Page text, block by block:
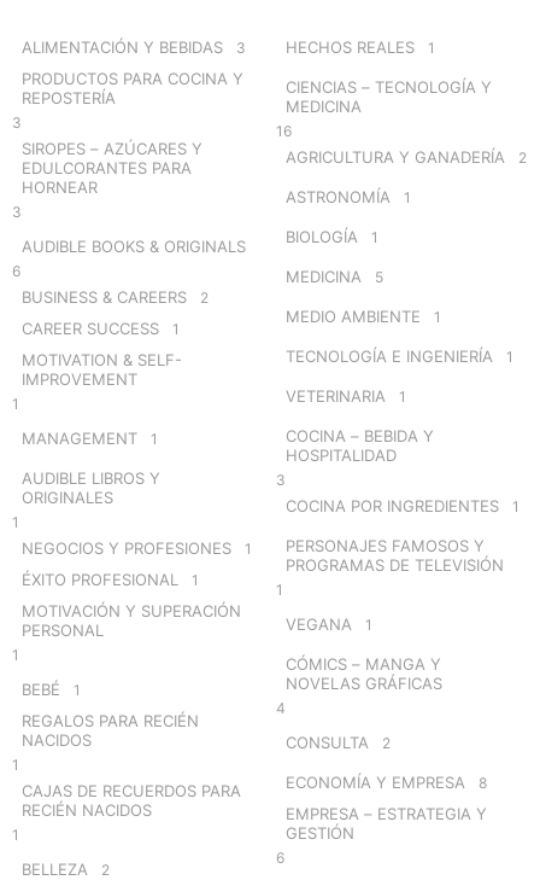
ALIMENTACIÓN Y BEBIDAS 3
PRODUCTOS PARA COCINA Y
REPOSTERÍA
3
SIROPES – AZÚCARES Y
EDULCORANTES PARA
HORNEAR
3
AUDIBLE BOOKS & ORIGINALS
6
BUSINESS & CAREERS 2
CAREER SUCCESS 1
MOTIVATION & SELF-
IMPROVEMENT
1
MANAGEMENT 1
AUDIBLE LIBROS Y
ORIGINALES
1
NEGOCIOS Y PROFESIONES 1
ÉXITO PROFESIONAL 1
MOTIVACIÓN Y SUPERACIÓN
PERSONAL
1
BEBÉ 1
REGALOS PARA RECIÉN
NACIDOS
1
CAJAS DE RECUERDOS PARA
RECIÉN NACIDOS
1
BELLEZA 2
HECHOS REALES 1
CIENCIAS – TECNOLOGÍA Y
MEDICINA
16
AGRICULTURA Y GANADERÍA 2
ASTRONOMÍA 1
BIOLOGÍA 1
MEDICINA 5
MEDIO AMBIENTE 1
TECNOLOGÍA E INGENIERÍA 1
VETERINARIA 1
COCINA – BEBIDA Y
HOSPITALIDAD
3
COCINA POR INGREDIENTES 1
PERSONAJES FAMOSOS Y
PROGRAMAS DE TELEVISIÓN
1
VEGANA 1
CÓMICS – MANGA Y
NOVELAS GRÁFICAS
4
CONSULTA 2
ECONOMÍA Y EMPRESA 8
EMPRESA – ESTRATEGIA Y
GESTIÓN
6